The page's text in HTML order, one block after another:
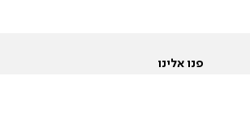
פנו אלינו